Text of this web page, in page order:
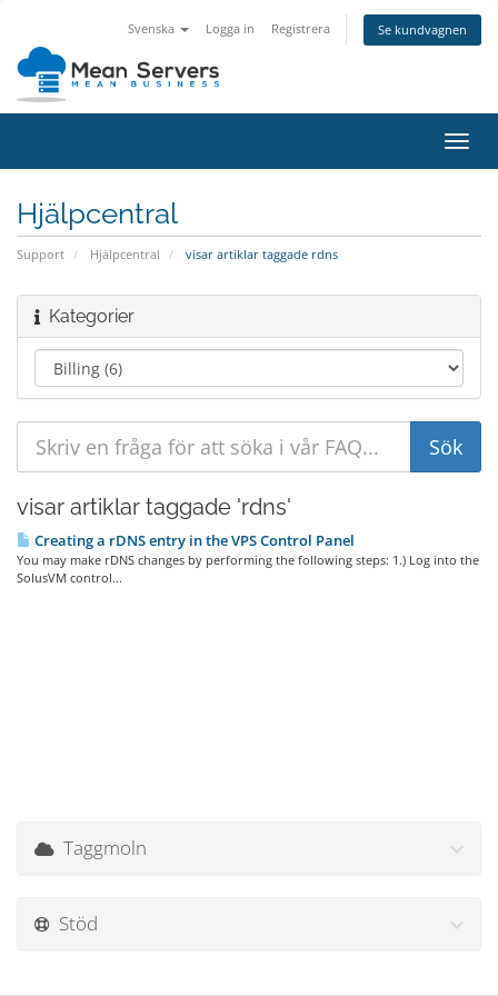
Svenska Logga in Registrera Se kundvagnen
Växla
Hjälpcentral
Support Hjälpcentral visar artiklar taggade rdns
Kategorier
visar artiklar taggade 'rdns'
Creating a rDNS entry in the VPS Control Panel
You may make rDNS changes by performing the following steps: 1.) Log into the
SolusVM control...
Taggmoln
Stöd